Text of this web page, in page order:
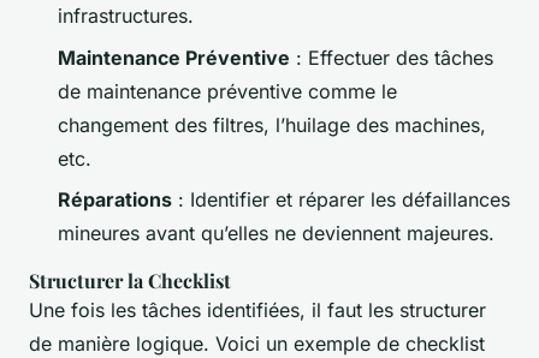
infrastructures.
Maintenance Préventive : Effectuer des tâches
de maintenance préventive comme le
changement des filtres, l’huilage des machines,
etc.
Réparations : Identifier et réparer les défaillances
mineures avant qu’elles ne deviennent majeures.
Structurer la Checklist
Une fois les tâches identifiées, il faut les structurer
de manière logique. Voici un exemple de checklist